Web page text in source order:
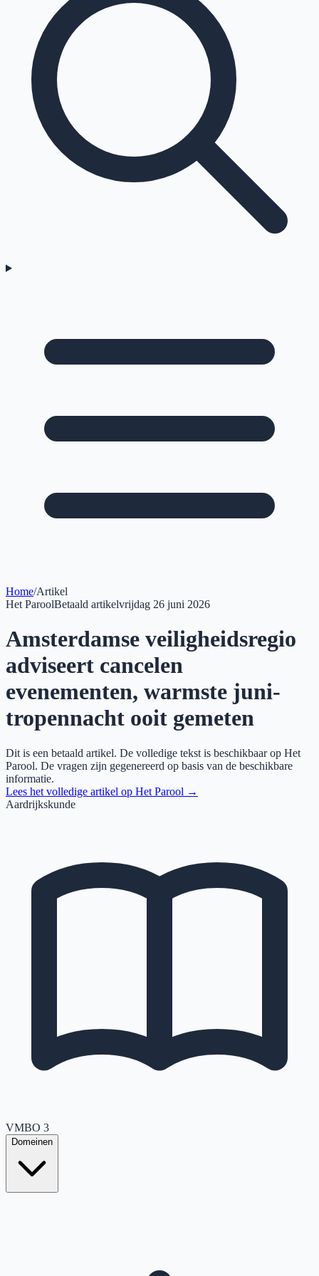
Home/Artikel
Het ParoolBetaald artikelvrijdag 26 juni 2026
Amsterdamse veiligheidsregio
adviseert cancelen
evenementen, warmste juni-
tropennacht ooit gemeten
Dit is een betaald artikel. De volledige tekst is beschikbaar op Het
Parool. De vragen zijn gegenereerd op basis van de beschikbare
informatie.
Lees het volledige artikel op Het Parool →
Aardrijkskunde
VMBO 3
Domeinen